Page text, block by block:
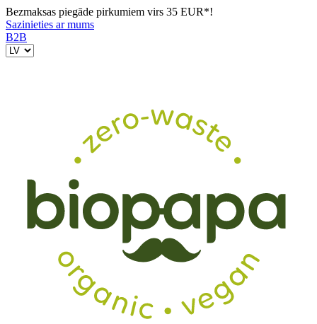
Bezmaksas piegāde pirkumiem virs 35 EUR*!
Sazinieties ar mums
B2B